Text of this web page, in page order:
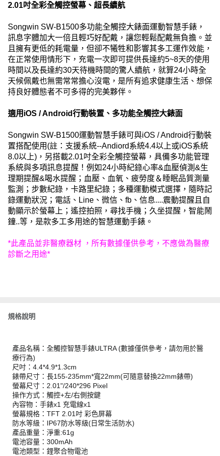
2.01吋全彩全觸控螢幕、超長續航
Songwin SW-B1500多功能全觸控大錶面運動智慧手錶，
訊息字體加大一倍且輕巧好配戴，讓您輕鬆配戴無負擔。並
且擁有更低的耗電量，但卻不犧牲和影響其多工運作效能，
在正常使用情形下，充電一次即可提供長達約5~8天的使用
時間以及長達約30天待機時間的驚人續航，就算24小時全
天候佩戴也無需常常擔心沒電，是所有追求健康生活、想保
持良好體態者不可多得的完美夥伴。
適用iOS / Android行動裝置、多功能全觸控大錶面
Songwin SW-B1500運動智慧手錶可與iOS / Android行動裝
置搭配使用(註：支援系統--Andiord系統4.4以上或iOS系統
8.0以上)，另搭載2.01吋全彩全觸控螢幕，具備多功能管理
系統與多項訊息提醒！例如24小時紀錄心率&血壓偵測&生
理期提醒&喝水提醒；血壓、血氧、疲勞度＆睡眠品質測量
監測；步數紀錄，卡路里紀錄；多種運動模式選擇，隨時記
錄運動狀況；電話、Line、微信、fb、信息....震動提醒且自
動顯示於螢幕上；遙控拍照，尋找手機；久坐提醒，智能鬧
鐘..等，是款多工多用途的智慧運動手錶。
*此產品並非醫療器材 ，所有數據僅供參考，不應做為醫療
診斷之用途*
規格說明
產品名稱：全觸控智慧手錶ULTRA (數據僅供參考，請勿用於醫
療行為)
尺吋：4.4*4.9*1.3cm
錶帶尺寸：長155-235mm*寬22mm(可隨意替換22mm錶帶)
螢幕尺寸：2.01"/240*296 Pixel
操作方式：觸控+左/右側按鍵
內容物：手錶x1 充電線x1
螢幕規格：TFT 2.01吋 彩色屏幕
防水等級：IP67防水等級(日常生活防水)
產品重量：淨重:61g
電池容量：300mAh
電池類型：鋰聚合物電池